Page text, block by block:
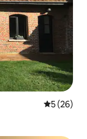
Vidutinis
5 (26)